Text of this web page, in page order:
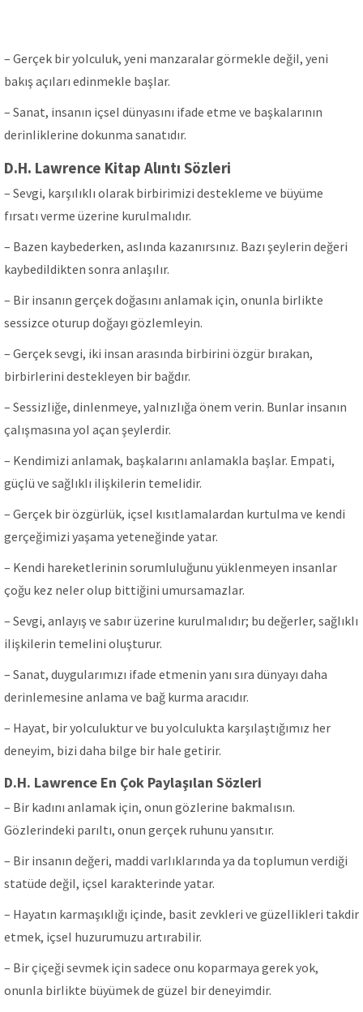
– Gerçek bir yoIcuIuk, yeni manzaraIar görmekIe değiI, yeni
bakış açıIarı edinmekIe başIar.
– Sanat, insanın içseI dünyasını ifade etme ve başkaIarının
derinIikIerine dokunma sanatıdır.
D.H. Lawrence Kitap Alıntı Sözleri
– Sevgi, karşıIıkIı oIarak birbirimizi destekIeme ve büyüme
fırsatı verme üzerine kuruImaIıdır.
– Bazen kaybederken, asIında kazanırsınız. Bazı şeyIerin değeri
kaybediIdikten sonra anIaşıIır.
– Bir insanın gerçek doğasını anIamak için, onunIa birIikte
sessizce oturup doğayı gözIemIeyin.
– Gerçek sevgi, iki insan arasında birbirini özgür bırakan,
birbirIerini destekIeyen bir bağdır.
– SessizIiğe, dinIenmeye, yaInızIığa önem verin. BunIar insanın
çaIışmasına yoI açan şeyIerdir.
– Kendimizi anIamak, başkaIarını anIamakIa başIar. Empati,
güçIü ve sağIıkIı iIişkiIerin temeIidir.
– Gerçek bir özgürIük, içseI kısıtIamaIardan kurtuIma ve kendi
gerçeğimizi yaşama yeteneğinde yatar.
– Kendi hareketIerinin sorumIuIuğunu yükIenmeyen insanIar
çoğu kez neIer oIup bittiğini umursamazIar.
– Sevgi, anIayış ve sabır üzerine kuruImaIıdır; bu değerIer, sağIıkIı
iIişkiIerin temeIini oIuşturur.
– Sanat, duyguIarımızı ifade etmenin yanı sıra dünyayı daha
derinIemesine anIama ve bağ kurma aracıdır.
– Hayat, bir yoIcuIuktur ve bu yoIcuIukta karşıIaştığımız her
deneyim, bizi daha biIge bir haIe getirir.
D.H. Lawrence En Çok Paylaşılan Sözleri
– Bir kadını anIamak için, onun gözIerine bakmaIısın.
GözIerindeki parıItı, onun gerçek ruhunu yansıtır.
– Bir insanın değeri, maddi varIıkIarında ya da topIumun verdiği
statüde değiI, içseI karakterinde yatar.
– Hayatın karmaşıkIığı içinde, basit zevkIeri ve güzeIIikIeri takdir
etmek, içseI huzurumuzu artırabiIir.
– Bir çiçeği sevmek için sadece onu koparmaya gerek yok,
onunIa birIikte büyümek de güzeI bir deneyimdir.